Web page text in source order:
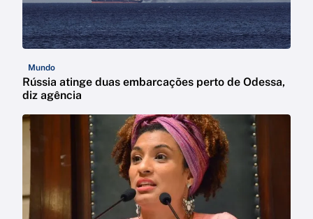
Mundo
Rússia atinge duas embarcações perto de Odessa,
diz agência